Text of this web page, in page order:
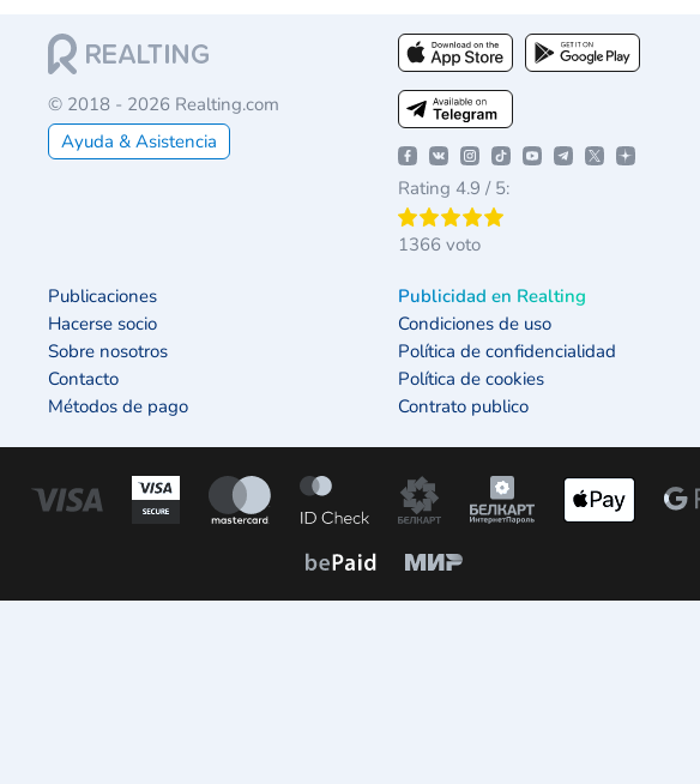
© 2018 - 2026 Realting.com
Ayuda & Asistencia
Rating 4.9 / 5:
1366 voto
Publicaciones
Hacerse socio
Sobre nosotros
Contacto
Métodos de pago
Publicidad en Realting
Condiciones de uso
Política de confidencialidad
Política de cookies
Contrato publico